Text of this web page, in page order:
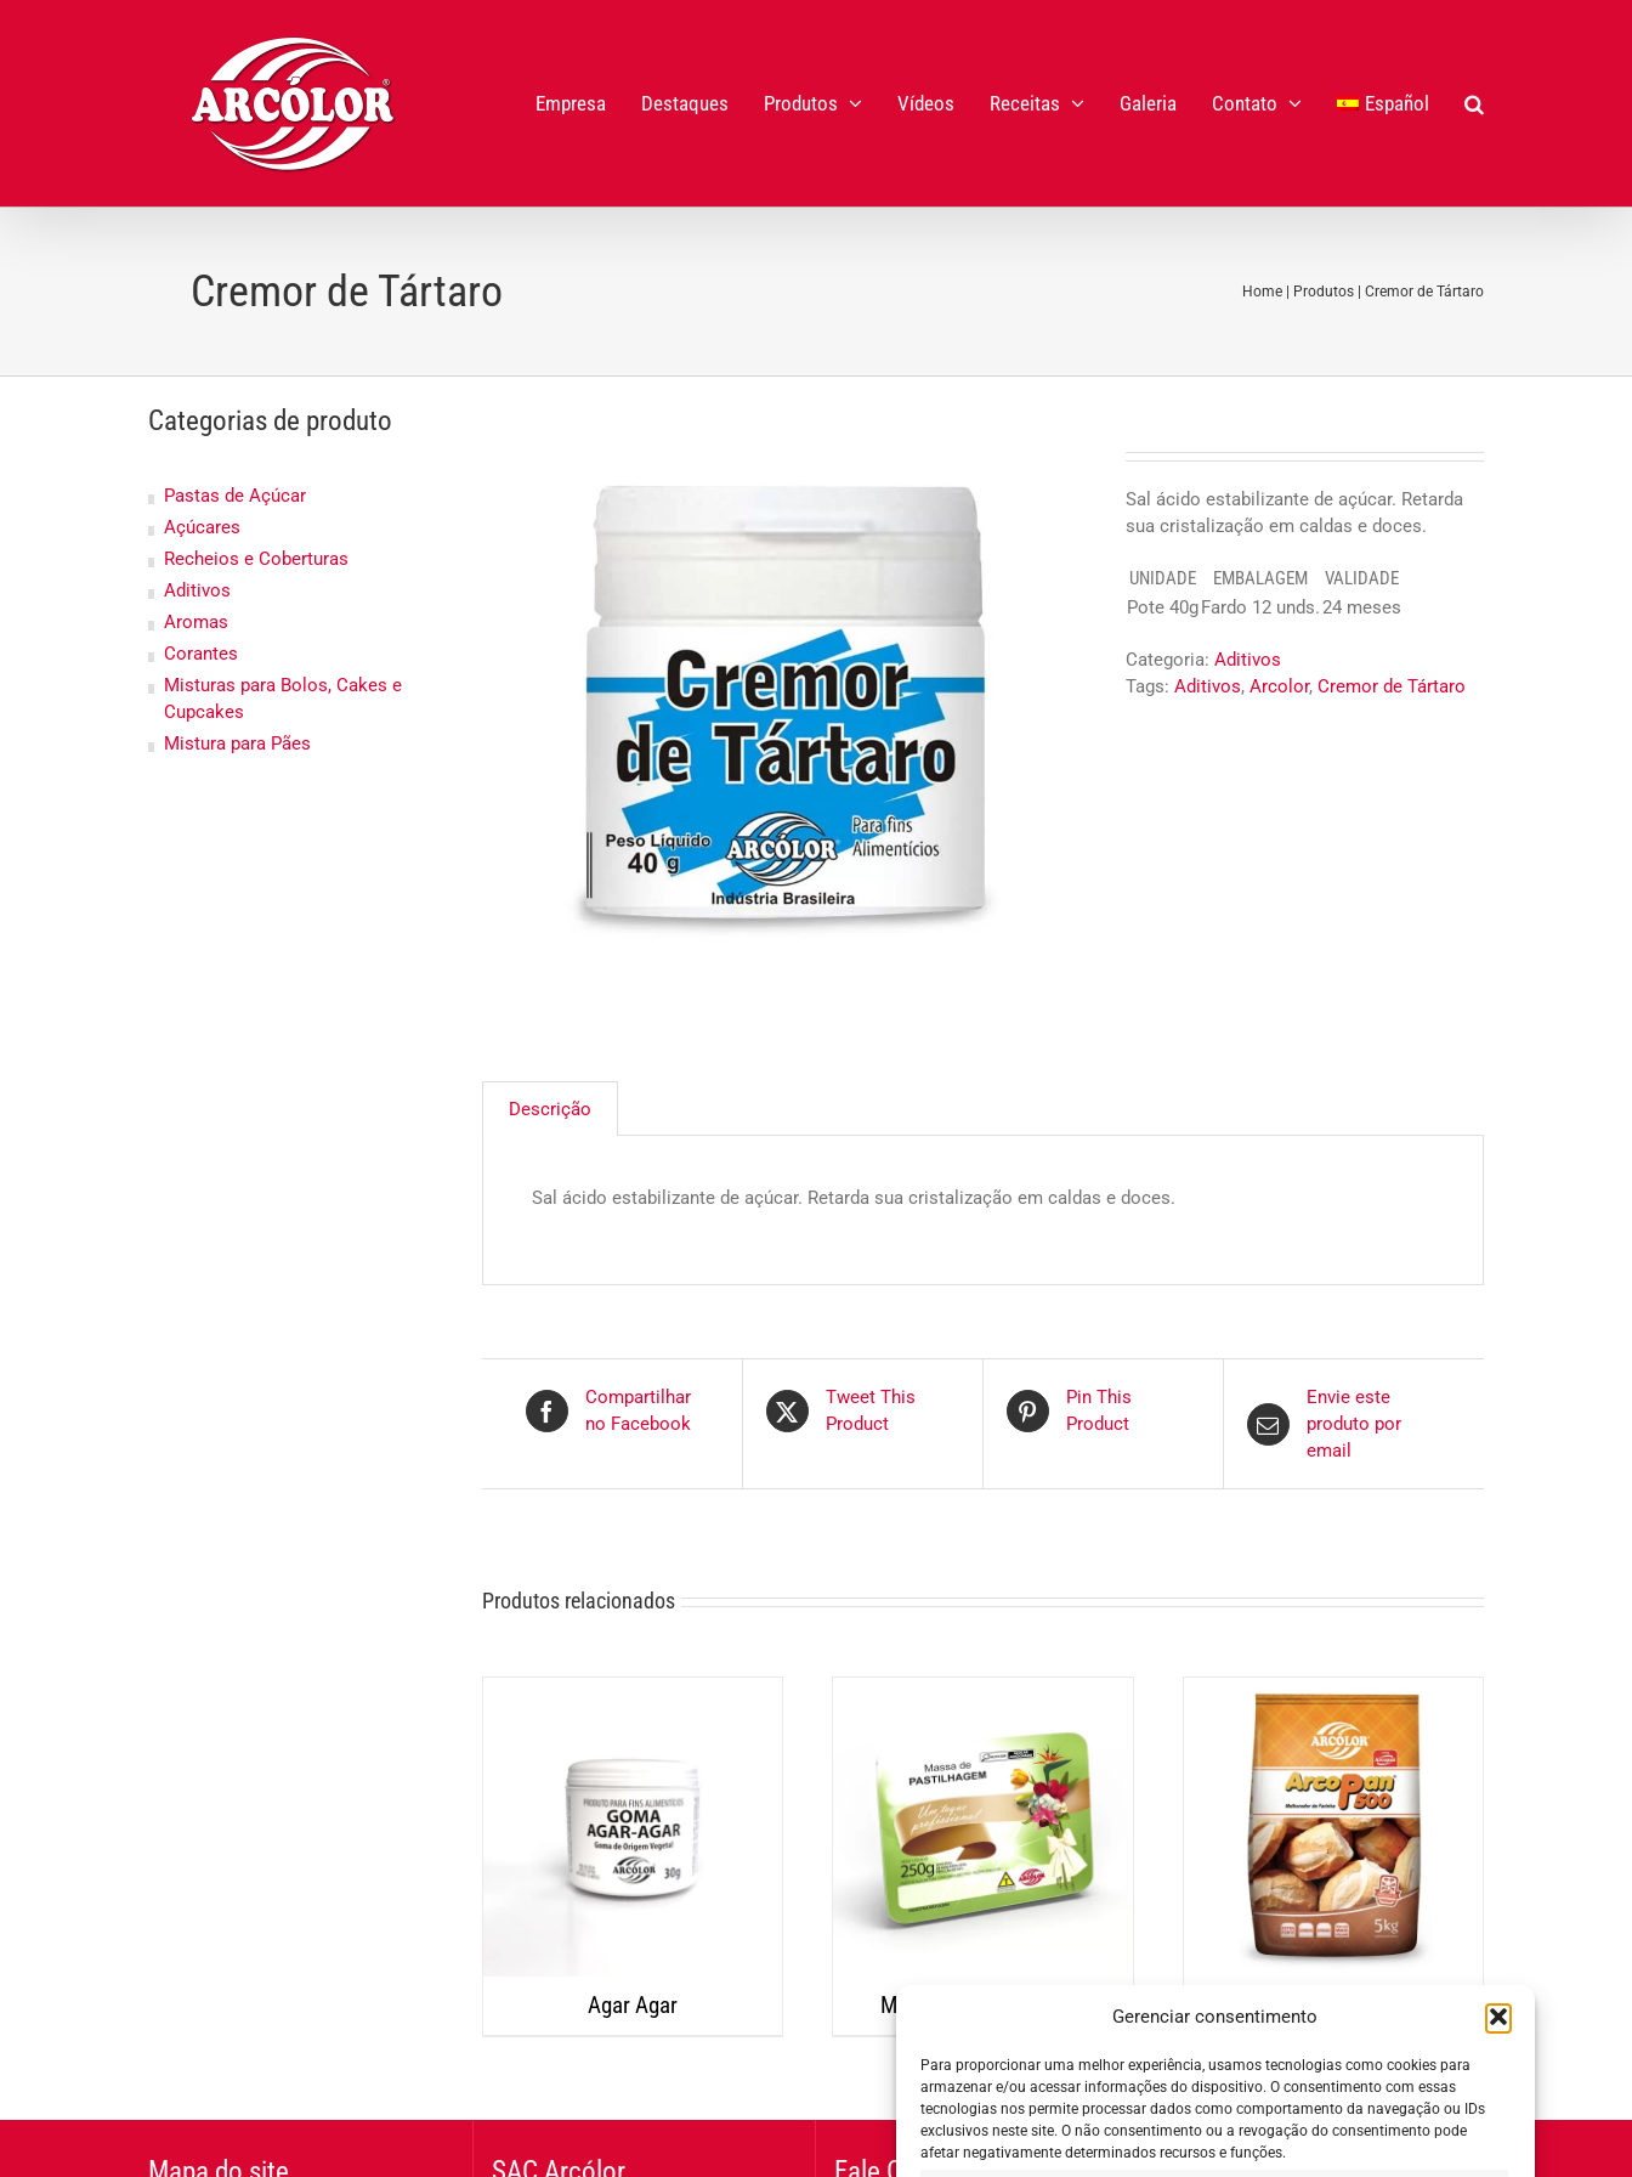
Gerenciar consentimento
Para proporcionar uma melhor experiência, usamos tecnologias como cookies para
armazenar e/ou acessar informações do dispositivo. O consentimento com essas
tecnologias nos permite processar dados como comportamento da navegação ou IDs
exclusivos neste site. O não consentimento ou a revogação do consentimento pode
afetar negativamente determinados recursos e funções.
Empresa Destaques Produtos Vídeos Receitas Galeria Contato Español
Cremor de Tártaro Home Produtos Cremor de Tártaro
Sal ácido estabilizante de açúcar. Retarda
sua cristalização em caldas e doces.
UNIDADE EMBALAGEM
VALIDADE
Pote 40gFardo 12 unds.24 meses
Categoria: Aditivos
Tags: Aditivos, Arcolor, Cremor de Tártaro
Descrição
Sal ácido estabilizante de açúcar. Retarda sua cristalização em caldas e doces.
Compartilhar
no Facebook
Tweet This
Product
Pin This
Product
Envie este
produto por
email
Produtos relacionados
Agar Agar Massa de Pastilhagem
Arcopan P500 Melhorador de
Categorias de produto
Pastas de Açúcar
Açúcares
Recheios e Coberturas
Aditivos
Aromas
Corantes
Misturas para Bolos, Cakes e
Cupcakes
Mistura para Pães